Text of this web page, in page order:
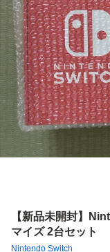
【新品未開封】
マイズ 2台セット
Nintendo Switch